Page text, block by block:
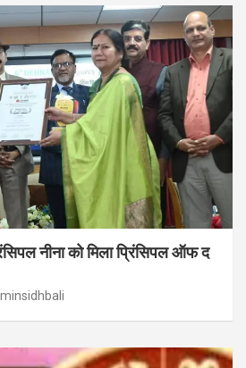
नीना को मिला प्रिंसिपल ऑफ द